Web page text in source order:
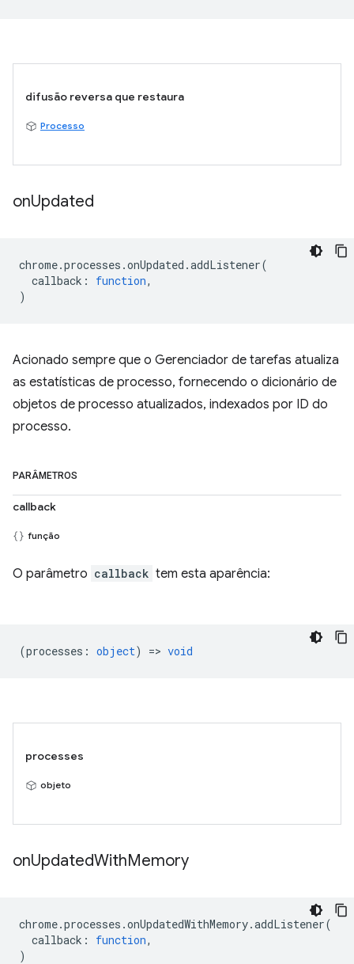
difusão reversa que restaura
Processo
onUpdated
chrome.processes .onUpdated .addListener(
callback : function,
)
Acionado sempre que o Gerenciador de tarefas atualiza
as estatísticas de processo, fornecendo o dicionário de
objetos de processo atualizados, indexados por ID do
processo.
PARÂMETROS
callback
função
O parâmetro callback tem esta aparência:
(processes : object) => void
processes
objeto
onUpdatedWithMemory
chrome.processes .onUpdatedWithMemory.addListener(
callback : function,
)